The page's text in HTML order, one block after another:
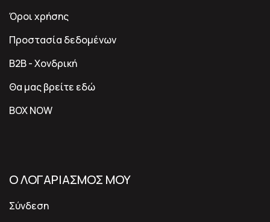
Όροι χρήσης
Προστασία δεδομένων
B2B - Χονδρική
Θα μας βρείτε εδώ
BOX NOW
Ο ΛΟΓΑΡΙΑΣΜΟΣ ΜΟΥ
Σύνδεση